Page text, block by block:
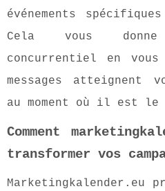
événements
Cela vous
concurrentiel en vous
messages atteignent
au moment où il est
Comment
transformer vos
Marketingkalender.eu